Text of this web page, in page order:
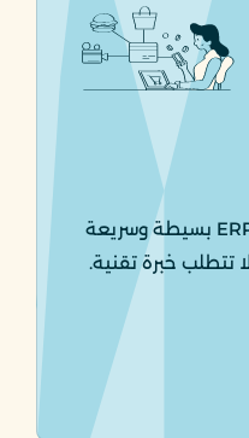
وحدة نقاط البيع من إنفنت ERP بسيطة وسريعة
تتطلب خبرة تقنية.